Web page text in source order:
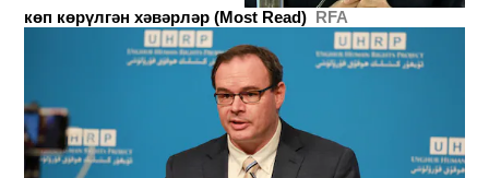
көп көрүлгән хәвәрләр (Most Read) RFA